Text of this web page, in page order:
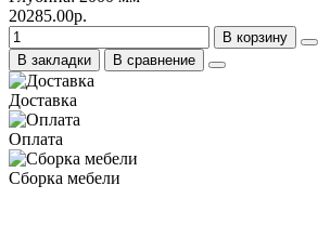
20285.00р.
В корзину
В закладки
В сравнение
Доставка
Оплата
Сборка мебели